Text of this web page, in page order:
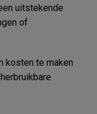
uitstekende
of
kosten te maken